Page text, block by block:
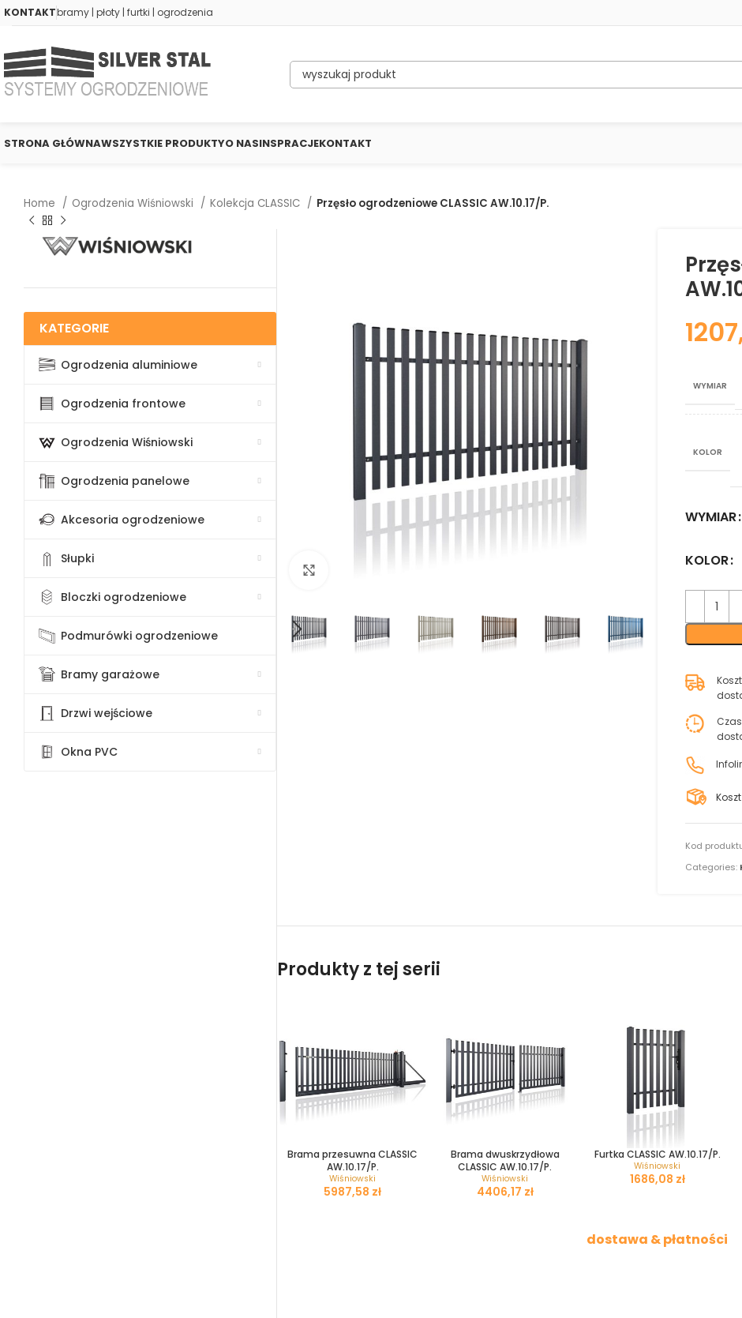
KONTAKTbramy | płoty | furtki | ogrodzenia
STRONA GŁÓWNAWSZYSTKIE PRODUKTYO NASINSPRACJEKONTAKT
Home Ogrodzenia Wiśniowski Kolekcja CLASSIC Przęsło ogrodzeniowe CLASSIC AW.10.17/P.
WYMIAR
KOLOR
WYMIAR
KOLOR
Koszt
Czas
Kod
Categories:
Produkty z tej serii
Brama przesuwna CLASSIC
AW.10.17/P.
Wiśniowski
zł
Brama dwuskrzydłowa
CLASSIC AW.10.17/P.
Wiśniowski
zł
Furtka CLASSIC AW.10.17/P.
Wiśniowski
zł
dostawa & płatności
KATEGORIE
Ogrodzenia aluminiowe
Ogrodzenia frontowe
Ogrodzenia Wiśniowski
Ogrodzenia panelowe
Akcesoria ogrodzeniowe
Słupki
Bloczki ogrodzeniowe
Podmurówki ogrodzeniowe
Bramy garażowe
Drzwi wejściowe
Okna PVC